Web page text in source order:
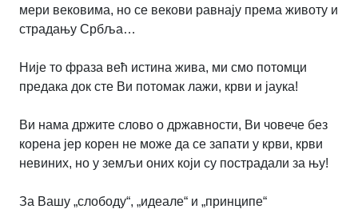
мери вековима, но се векови равнају према животу и
страдању Србља…
Није то фраза већ истина жива, ми смо потомци
предака док сте Ви потомак лажи, крви и јаука!
Ви нама држите слово о државности, Ви човече без
корена јер корен не може да се запати у крви, крви
невиних, но у земљи оних који су пострадали за њу!
За Вашу „слободу“, „идеале“ и „принципе“